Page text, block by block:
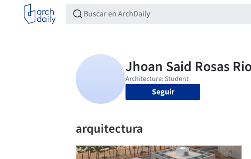
Seguir
arquitectura